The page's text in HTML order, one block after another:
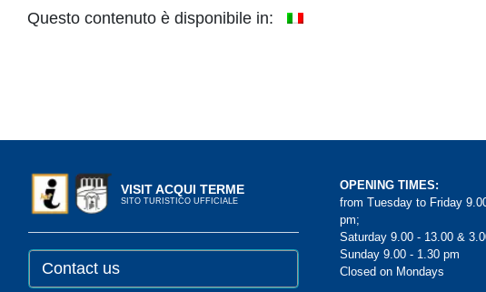
Questo contenuto è disponibile in:
VISIT ACQUI TERME
SITO TURISTICO UFFICIALE
Contact us
OPENING TIMES:
from Tuesday to Friday
pm;
Saturday 9.00 - 13.00 &
Sunday 9.00 - 1.30 pm
Closed on Mondays